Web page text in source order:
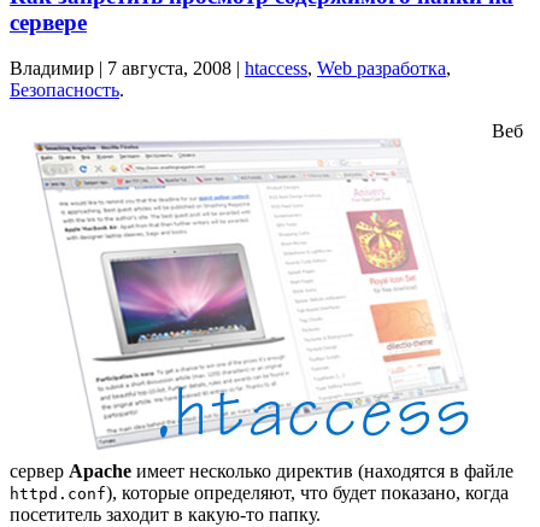
сервере
Владимир | 7 августа, 2008 | htaccess, Web разработка,
Безопасность.
Веб
сервер Apache имеет несколько директив (находятся в файле
httpd.conf), которые определяют, что будет показано, когда
посетитель заходит в какую-то папку.